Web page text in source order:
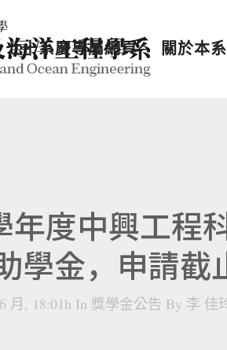
七十系慶專屬網頁 關於本系
年度中興工程
學金，申請截
月, 18:01h In 獎學金公告 By 李 佳